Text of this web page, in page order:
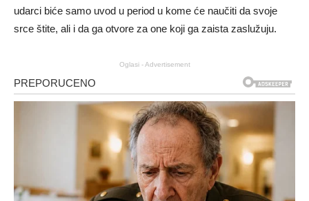
udarci biće samo uvod u period u kome će naučiti da svoje
srce štite, ali i da ga otvore za one koji ga zaista zaslužuju.
Oglasi - Advertisement